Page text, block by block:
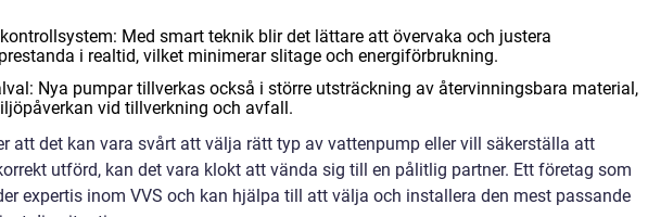
Med smart teknik blir det lättare att övervaka och justera
i realtid, vilket minimerar slitage och energiförbrukning.
Nya pumpar tillverkas också i större utsträckning av återvinningsbara material,
vid tillverkning och avfall.
att det kan vara svårt att välja rätt typ av vattenpump eller vill säkerställa att
utförd, kan det vara klokt att vända sig till en pålitlig partner. Ett företag som
expertis inom VVS och kan hjälpa till att välja och installera den mest passande